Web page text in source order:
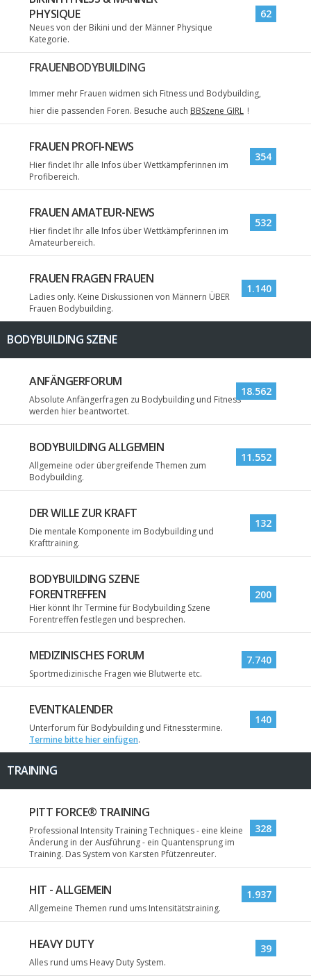
PHYSIQUE
Neues von der Bikini und der Männer Physique
Kategorie.
62
FRAUENBODYBUILDING
Immer mehr Frauen widmen sich Fitness und Bodybuilding,
hier die passenden Foren. Besuche auch BBSzene GIRL !
FRAUEN PROFI-NEWS
Hier findet Ihr alle Infos über Wettkämpferinnen im
Profibereich.
354
FRAUEN AMATEUR-NEWS
Hier findet Ihr alle Infos über Wettkämpferinnen im
Amateurbereich.
532
FRAUEN FRAGEN FRAUEN
Ladies only. Keine Diskussionen von Männern ÜBER
Frauen Bodybuilding.
1.140
BODYBUILDING SZENE
ANFÄNGERFORUM
Absolute Anfängerfragen zu Bodybuilding und Fitness
werden hier beantwortet.
18.562
BODYBUILDING ALLGEMEIN
Allgemeine oder übergreifende Themen zum
Bodybuilding.
11.552
DER WILLE ZUR KRAFT
Die mentale Komponente im Bodybuilding und
Krafttraining.
132
BODYBUILDING SZENE
FORENTREFFEN
Hier könnt Ihr Termine für Bodybuilding Szene
Forentreffen festlegen und besprechen.
200
MEDIZINISCHES FORUM
Sportmedizinische Fragen wie Blutwerte etc.
7.740
EVENTKALENDER
Unterforum für Bodybuilding und Fitnesstermine.
Termine bitte hier einfügen.
140
TRAINING
PITT FORCE® TRAINING
Professional Intensity Training Techniques - eine kleine
Änderung in der Ausführung - ein Quantensprung im
Training. Das System von Karsten Pfützenreuter.
328
HIT - ALLGEMEIN
Allgemeine Themen rund ums Intensitätstraining.
1.937
HEAVY DUTY
Alles rund ums Heavy Duty System.
39